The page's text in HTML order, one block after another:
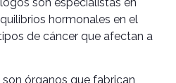
hormonales en el
de cáncer que afectan a
órganos que fabrican